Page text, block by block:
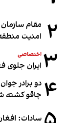
۲ مقام
امنیت
۳ اختصاصی
ایران جلوی
۴ دو برادر
چاقو کشته
سادات: